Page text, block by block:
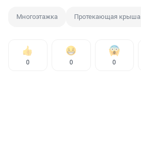
Многоэтажка Протекающая крыша
0 0 0